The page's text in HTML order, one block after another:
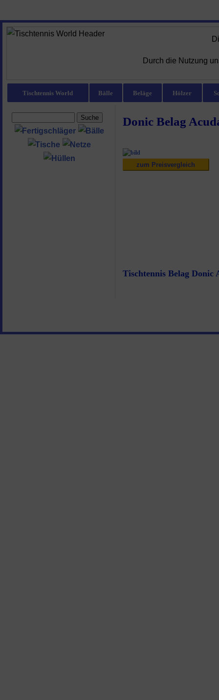
Tischtennis World Bälle Beläge Hölzer
Donic Belag
zum Preisvergleich
Tischtennis Belag Donic
Durch die Nutzung